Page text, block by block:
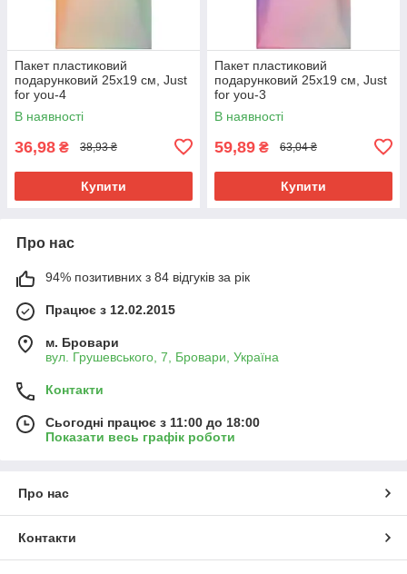
Пакет пластиковий
подарунковий 25х19 см, Just
for you-4
В наявності
36,98 ₴ 38,93 ₴
Купити
Пакет пластиковий
подарунковий 25х19 см, Just
for you-3
В наявності
59,89 ₴ 63,04 ₴
Купити
Про нас
94% позитивних з 84 відгуків за рік
Працює з 12.02.2015
м. Бровари
вул. Грушевського, 7, Бровари, Україна
Контакти
Сьогодні працює з 11:00 до 18:00
Показати весь графік роботи
Про нас
Контакти